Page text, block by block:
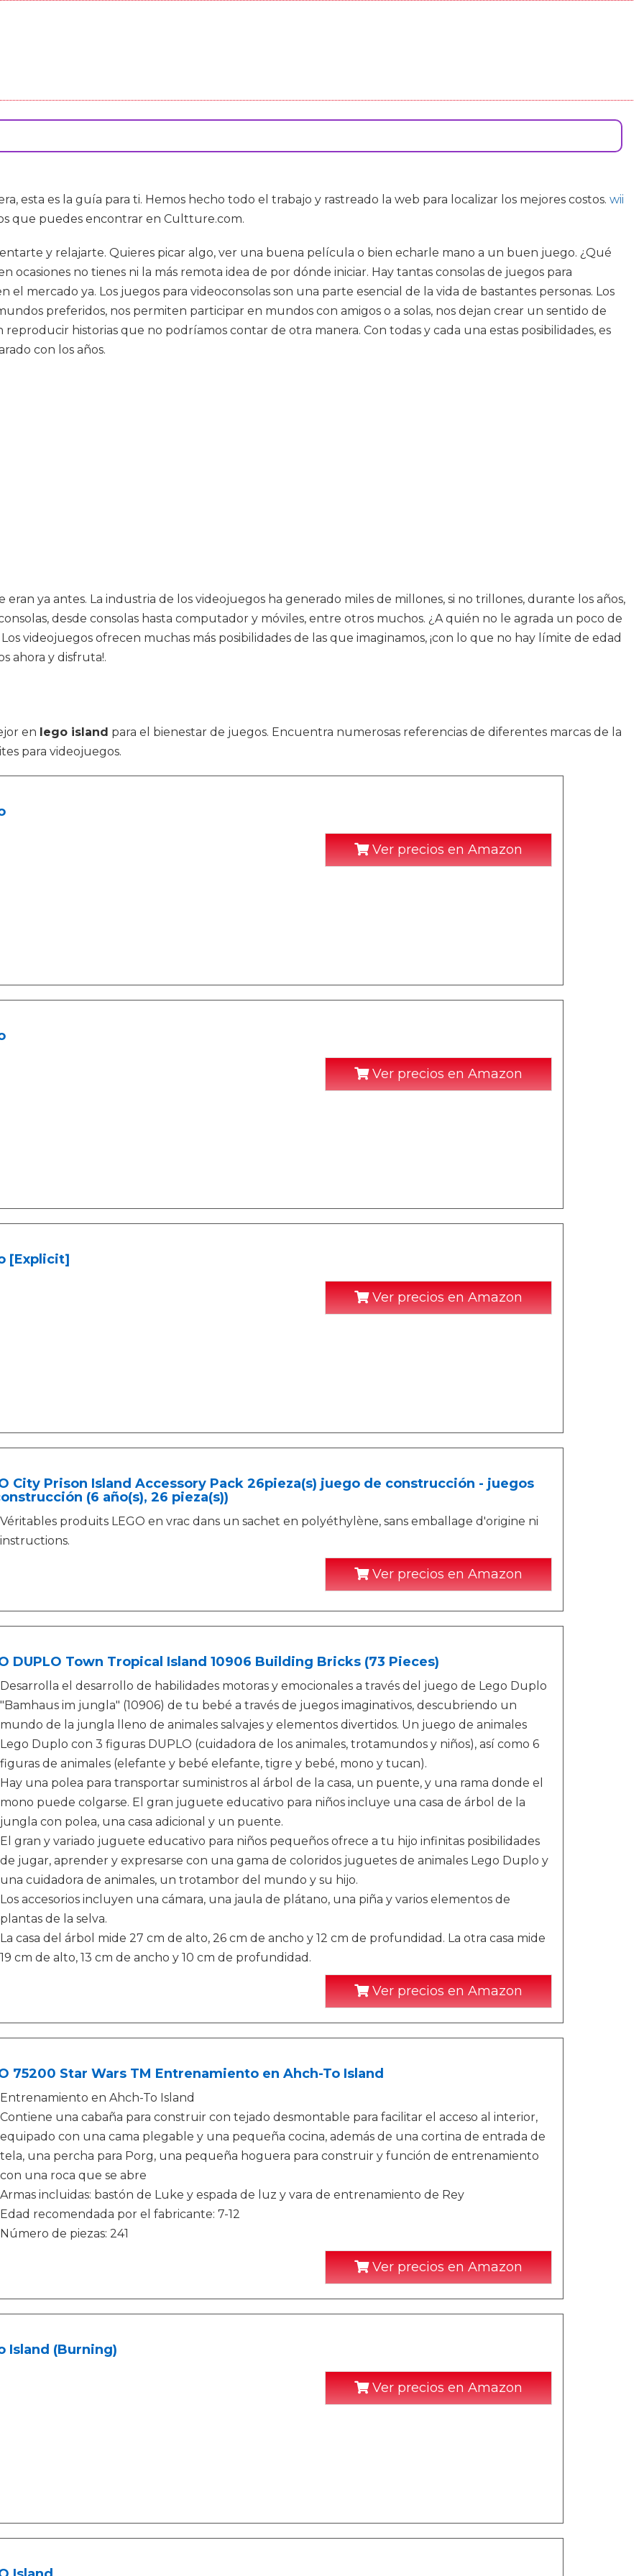
esta es la guía para ti. Hemos hecho todo el trabajo y rastreado la web para localizar los mejores costos. wii
que puedes encontrar en Cultture.com.
y relajarte. Quieres picar algo, ver una buena película o bien echarle mano a un buen juego. ¿Qué
ocasiones no tienes ni la más remota idea de por dónde iniciar. Hay tantas consolas de juegos para
el mercado ya. Los juegos para videoconsolas son una parte esencial de la vida de bastantes personas. Los
preferidos, nos permiten participar en mundos con amigos o a solas, nos dejan crear un sentido de
historias que no podríamos contar de otra manera. Con todas y cada una estas posibilidades, es
con los años.
ya antes. La industria de los videojuegos ha generado miles de millones, si no trillones, durante los años,
desde consolas hasta computador y móviles, entre otros muchos. ¿A quién no le agrada un poco de
videojuegos ofrecen muchas más posibilidades de las que imaginamos, ¡con lo que no hay límite de edad
ahora y disfruta!.
en lego island para el bienestar de juegos. Encuentra numerosas referencias de diferentes marcas de la
para videojuegos.
Ver precios en Amazon
Ver precios en Amazon
[Explicit]
Ver precios en Amazon
City Prison Island Accessory Pack 26pieza(s) juego de construcción - juegos
(6 año(s), 26 pieza(s))
Véritables produits LEGO en vrac dans un sachet en polyéthylène, sans emballage d'origine ni
instructions.
Ver precios en Amazon
DUPLO Town Tropical Island 10906 Building Bricks (73 Pieces)
Desarrolla el desarrollo de habilidades motoras y emocionales a través del juego de Lego Duplo
"Bamhaus im jungla" (10906) de tu bebé a través de juegos imaginativos, descubriendo un
mundo de la jungla lleno de animales salvajes y elementos divertidos. Un juego de animales
Lego Duplo con 3 figuras DUPLO (cuidadora de los animales, trotamundos y niños), así como 6
figuras de animales (elefante y bebé elefante, tigre y bebé, mono y tucan).
Hay una polea para transportar suministros al árbol de la casa, un puente, y una rama donde el
mono puede colgarse. El gran juguete educativo para niños incluye una casa de árbol de la
jungla con polea, una casa adicional y un puente.
El gran y variado juguete educativo para niños pequeños ofrece a tu hijo infinitas posibilidades
de jugar, aprender y expresarse con una gama de coloridos juguetes de animales Lego Duplo y
una cuidadora de animales, un trotambor del mundo y su hijo.
Los accesorios incluyen una cámara, una jaula de plátano, una piña y varios elementos de
plantas de la selva.
La casa del árbol mide 27 cm de alto, 26 cm de ancho y 12 cm de profundidad. La otra casa mide
19 cm de alto, 13 cm de ancho y 10 cm de profundidad.
Ver precios en Amazon
75200 Star Wars TM Entrenamiento en Ahch-To Island
Entrenamiento en Ahch-To Island
Contiene una cabaña para construir con tejado desmontable para facilitar el acceso al interior,
equipado con una cama plegable y una pequeña cocina, además de una cortina de entrada de
tela, una percha para Porg, una pequeña hoguera para construir y función de entrenamiento
con una roca que se abre
Armas incluidas: bastón de Luke y espada de luz y vara de entrenamiento de Rey
Edad recomendada por el fabricante: 7-12
Número de piezas: 241
Ver precios en Amazon
Island (Burning)
Ver precios en Amazon